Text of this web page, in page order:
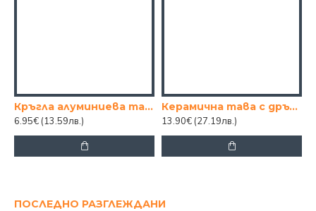
Кръгла алуминиева тава 38см.
6.95€ (13.59лв.)
Керамична тава с дръжки Сиво каре, овал 27,3/16,5/5см.
13.90€ (27.19лв.)
ПОСЛЕДНО РАЗГЛЕЖДАНИ